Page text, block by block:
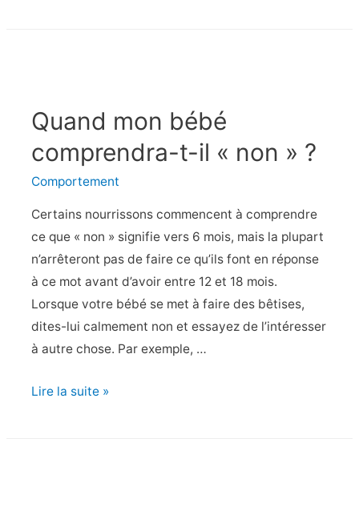
il
Quand mon bébé
comprendra-t-il « non » ?
Comportement
Certains nourrissons commencent à comprendre
ce que « non » signifie vers 6 mois, mais la plupart
n’arrêteront pas de faire ce qu’ils font en réponse
à ce mot avant d’avoir entre 12 et 18 mois.
Lorsque votre bébé se met à faire des bêtises,
dites-lui calmement non et essayez de l’intéresser
à autre chose. Par exemple, …
Quand
Lire la suite »